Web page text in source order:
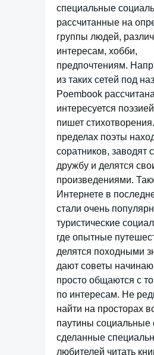
специальные
рассчитанные на
группы людей,
интересам, хобби,
предпочтениям.
из таких сетей под
Poembook
интересуется
пишет
пределах поэты
соратников, заводят
дружбу и делятся
произведениями.
Интернете в
стали очень
туристические
где опытные
делятся походными
дают советы
просто общаются с
по интересам. Не
найти на просторах
паутины социальные
сделанные
любителей читать